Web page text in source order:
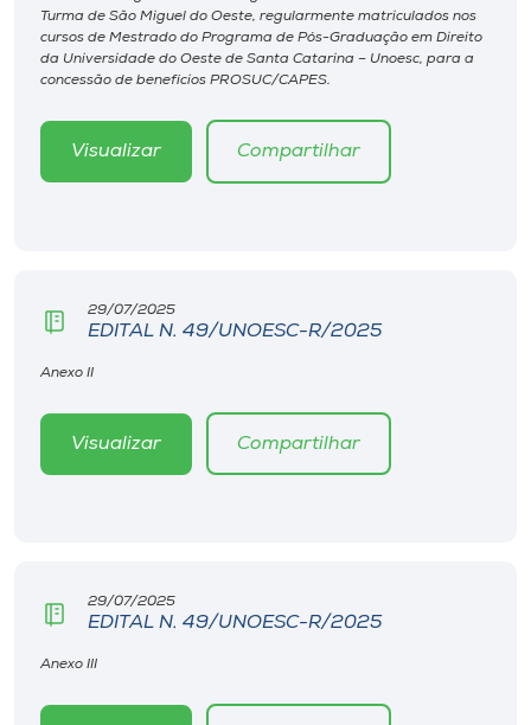
Museu
Unoesc
Turma de São Miguel do Oeste, regularmente matriculados nos
cursos de Mestrado do Programa de Pós-Graduação em Direito
da Universidade do Oeste de Santa Catarina – Unoesc, para a
concessão de benefícios PROSUC/CAPES.
Visualizar Compartilhar
29/07/2025
EDITAL N. 49/UNOESC-R/2025
Anexo II
Visualizar Compartilhar
29/07/2025
EDITAL N. 49/UNOESC-R/2025
Anexo III